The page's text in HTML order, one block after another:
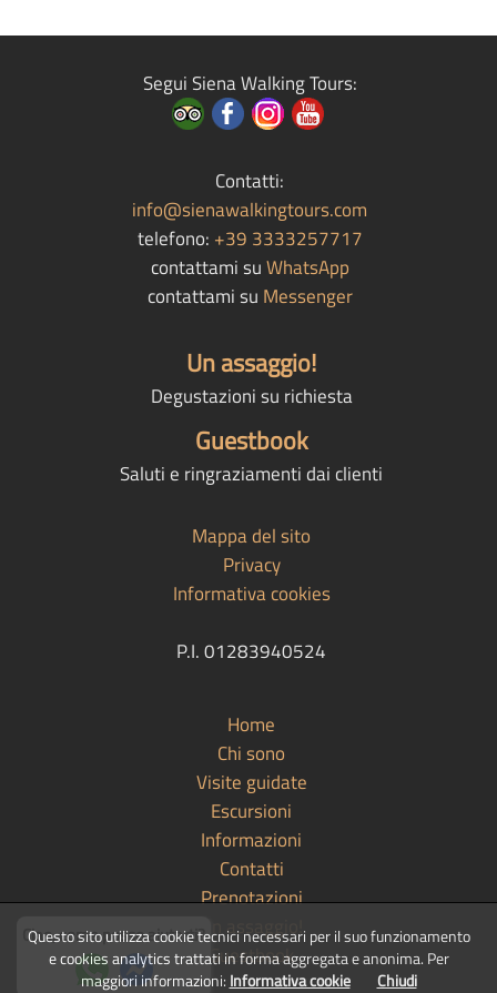
Segui Siena Walking Tours:
Contatti:
info@sienawalkingtours.com
telefono: +39 3333257717
contattami suWhatsApp
contattami su Messenger
Un assaggio!
Degustazioni su richiesta
Guestbook
Saluti e ringraziamenti dai clienti
Mappa del sito
Privacy
Informativa cookies
P.I. 01283940524
Home
Chi sono
Visite guidate
Escursioni
Informazioni
Contatti
Prenotazioni
Un assaggio!
Guestbook
Ciao, come posso aiutarti?
Questo sito utilizza cookie tecnici necessari per il suo funzionamento
e cookies analytics trattati in forma aggregata e anonima. Per
maggiori informazioni: Informativa cookie Chiudi